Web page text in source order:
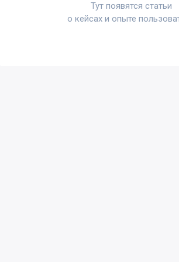
Тут появятся статьи
о кейсах и опыте